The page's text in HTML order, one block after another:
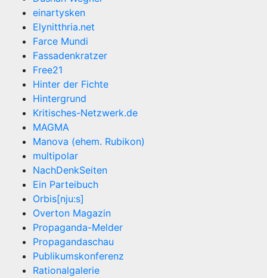
einartysken
Elynitthria.net
Farce Mundi
Fassadenkratzer
Free21
Hinter der Fichte
Hintergrund
Kritisches-Netzwerk.de
MAGMA
Manova (ehem. Rubikon)
multipolar
NachDenkSeiten
Ein Parteibuch
Orbis[nju:s]
Overton Magazin
Propaganda-Melder
Propagandaschau
Publikumskonferenz
Rationalgalerie